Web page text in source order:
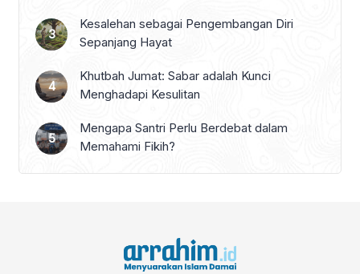
Kesalehan sebagai Pengembangan Diri
Sepanjang Hayat
Khutbah Jumat: Sabar adalah Kunci
Menghadapi Kesulitan
Mengapa Santri Perlu Berdebat dalam
Memahami Fikih?